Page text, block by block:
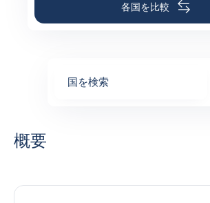
各国を比較
国を検索
概要